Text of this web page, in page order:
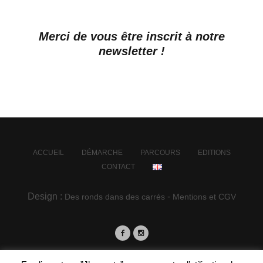
Merci de vous être inscrit à notre
newsletter !
ACCUEIL DÉMARCHE PARCOURS
EDITIONS
CONTACT
Design : Des ronds dans des carrés - Mentions et CGV